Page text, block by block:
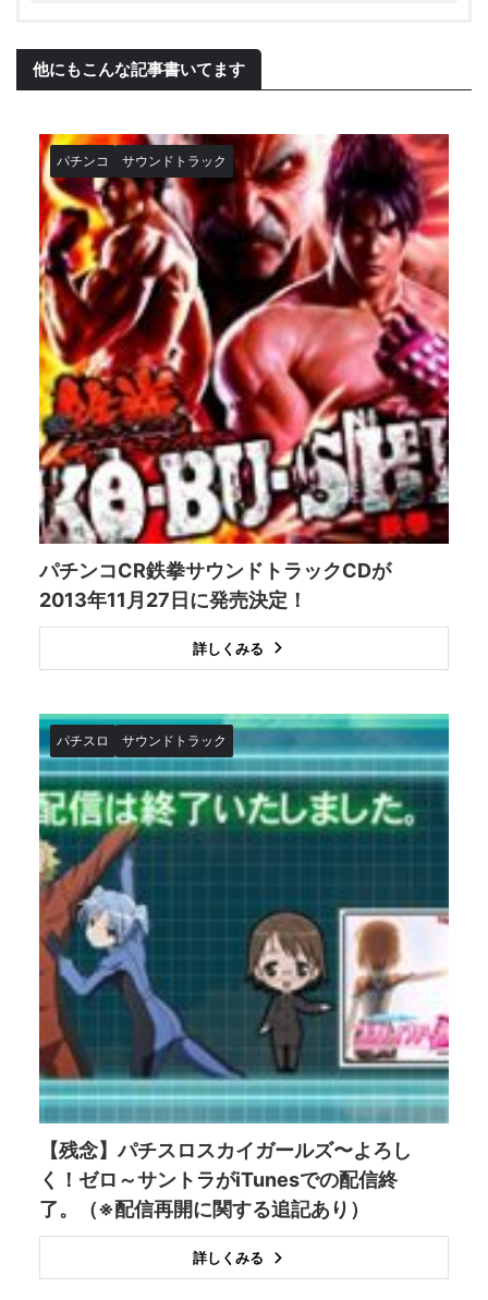
他にもこんな記事書いてます
パチンコ サウンドトラック
パチンコCR鉄拳サウンドトラックCDが
2013年11月27日に発売決定！
詳しくみる
パチスロ サウンドトラック
【残念】パチスロスカイガールズ〜よろし
く！ゼロ～サントラがiTunesでの配信終
了。（※配信再開に関する追記あり）
詳しくみる